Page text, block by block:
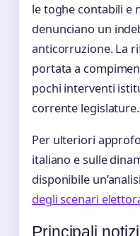
le toghe contabili e
denunciano un
anticorruzione. La
portata a
pochi interventi
corrente legislature.
Per ulteriori
italiano e sulle
disponibile
degli scenari
Principali